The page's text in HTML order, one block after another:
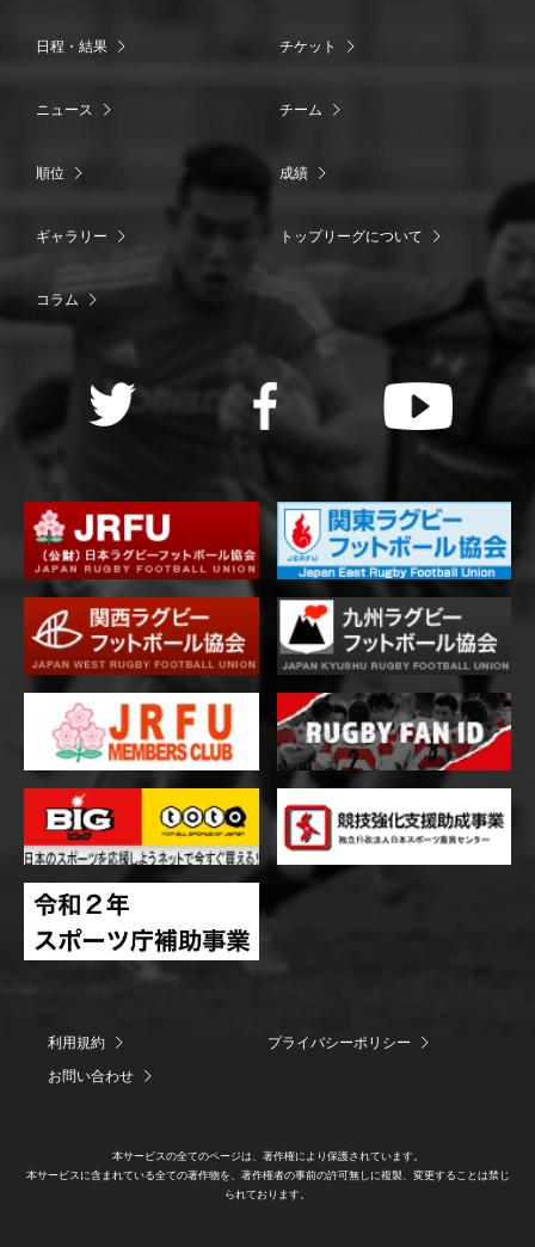
日程・結果 チケット
ニュース チーム
順位 成績
ギャラリー トップリーグについて
コラム
利用規約
プライバシーポリシー
お問い合わせ
本サービスの全てのページは、著作権により保護されています。
本サービスに含まれている全ての著作物を、著作権者の事前の許可無しに複製、変更することは禁じ
られております。